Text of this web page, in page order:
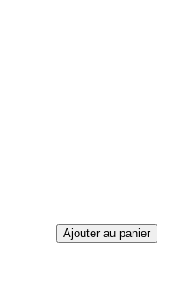
Ajouter au panier